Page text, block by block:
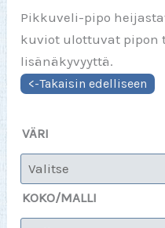
Pikkuveli-pipo
kuviot ulottuvat pipon
lisänäkyvyyttä.
VÄRI
KOKO/MALLI